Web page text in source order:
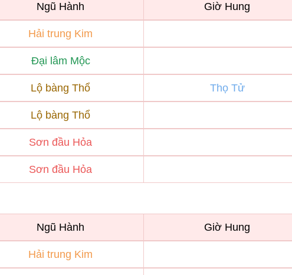
Ngũ Hành Giờ Hung
Hải trung Kim
Đại lâm Mộc
Lộ bàng Thổ Thọ Tử
Lộ bàng Thổ
Sơn đầu Hỏa
Sơn đầu Hỏa
Ngũ Hành Giờ Hung
Hải trung Kim